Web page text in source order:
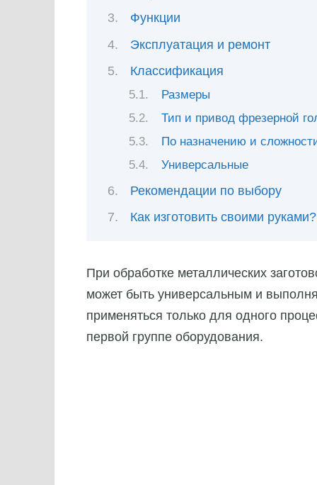
Функции
Эксплуатация и ремонт
Классификация
Размеры
Тип и привод фрезерной
По назначению и
Универсальные
Рекомендации по выбору
Как изготовить своими руками?
При обработке металлических
может быть универсальным и
применяться только для одного
первой группе оборудования.